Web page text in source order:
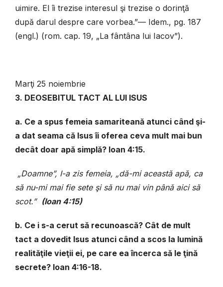
uimire. El îi trezise interesul şi trezise o dorinţă
după darul despre care vorbea.”— Idem., pg. 187
(engl.) (rom. cap. 19, „La fântâna lui Iacov”).
Marţi 25 noiembrie
3. DEOSEBITUL TACT AL LUI ISUS
a. Ce a spus femeia samariteană atunci când şi-
a dat seama că Isus îi oferea ceva mult mai bun
decât doar apă simplă? Ioan 4:15.
„Doamne”, I-a zis femeia, „dă-mi această apă, ca
să nu-mi mai fie sete şi să nu mai vin până aici să
scot.” (Ioan 4:15)
b. Ce i s-a cerut să recunoască? Cât de mult
tact a dovedit Isus atunci când a scos la lumină
realităţile vieţii ei, pe care ea încerca să le ţină
secrete? Ioan 4:16-18.